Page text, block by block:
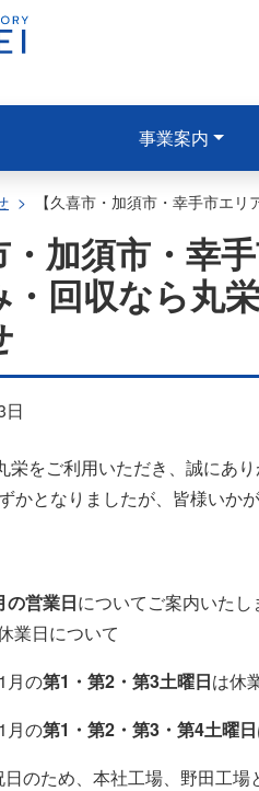
事業案内
【久喜市・加須市・幸手市エ
・加須市・幸
回収なら丸
日
栄をご利用いただき、誠にあり
かとなりましたが、皆様いか
の営業日についてご案内いたし
業日について
1月の第1・第2・第3土曜日は休
1月の第1・第2・第3・第4土曜日
のため、本社工場、野田工場